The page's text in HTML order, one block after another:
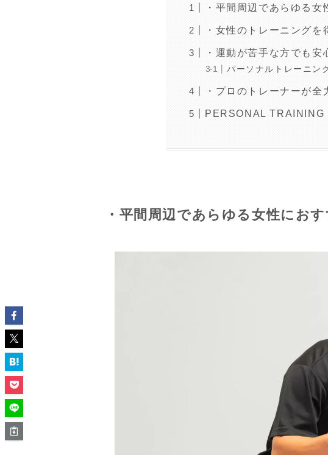
・平間周辺であらゆる
・女性のトレーニングを
・運動が苦手な方でも安
パーソナルトレーニン
・プロのトレーナーが全
PERSONAL TRAINING
・平間周辺であらゆる女性にお